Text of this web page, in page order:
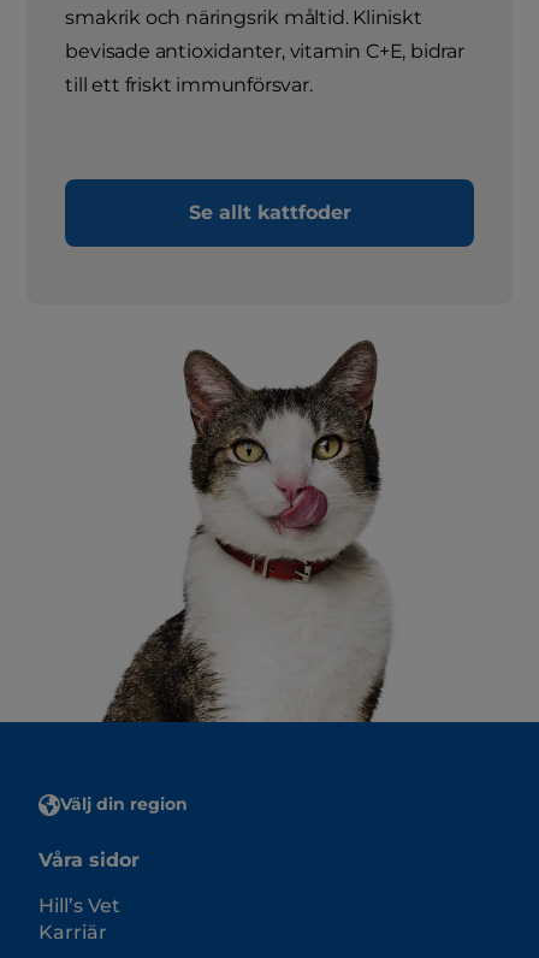
smakrik och näringsrik måltid. Kliniskt
bevisade antioxidanter, vitamin C+E, bidrar
till ett friskt immunförsvar.
Se allt kattfoder
Välj din region
Våra sidor
Hill’s Vet
Karriär